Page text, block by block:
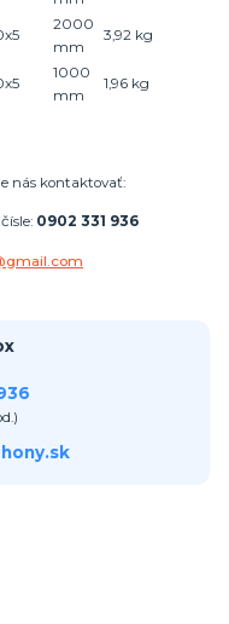
2000
mm
3,92 kg
1000
mm
1,96 kg
nás kontaktovať:
0902 331 936